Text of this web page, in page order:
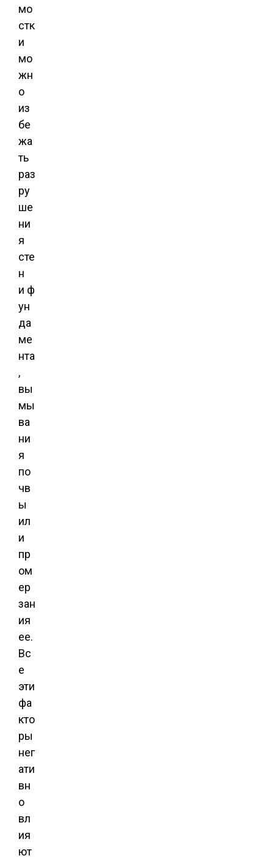
мо
стк
и
мо
жн
о
из
бе
жа
ть
раз
ру
ше
ни
я
сте
н
и ф
ун
да
ме
нта
,
вы
мы
ва
ни
я
по
чв
ы
ил
и
пр
ом
ер
зан
ия
ее.
Вс
е
эти
фа
кто
ры
нег
ати
вн
о
вл
ия
ют